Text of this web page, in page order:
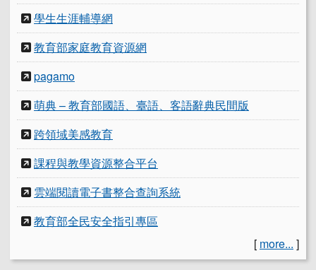
學生生涯輔導網
教育部家庭教育資源網
pagamo
萌典 – 教育部國語、臺語、客語辭典民間版
跨領域美感教育
課程與教學資源整合平台
雲端閱讀電子書整合查詢系統
教育部全民安全指引專區
[ more... ]